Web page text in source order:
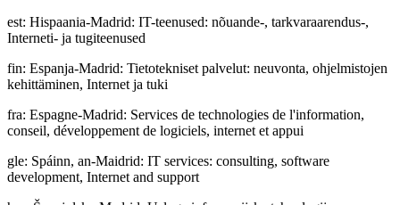
est: Hispaania-Madrid: IT-teenused: nõuande-, tarkvaraarendus-,
Interneti- ja tugiteenused
fin: Espanja-Madrid: Tietotekniset palvelut: neuvonta, ohjelmistojen
kehittäminen, Internet ja tuki
fra: Espagne-Madrid: Services de technologies de l'information,
conseil, développement de logiciels, internet et appui
gle: Spáinn, an-Maidrid: IT services: consulting, software
development, Internet and support